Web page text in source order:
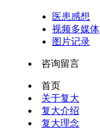
医患感想
视频多媒体
图片记录
咨询留言
首页
关于复大
复大介绍
复大理念